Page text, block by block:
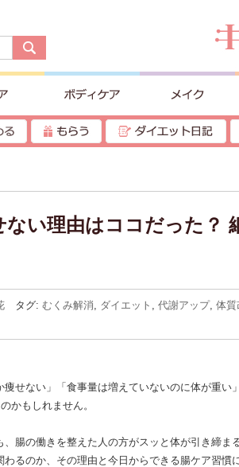
ない理由はココだった？
タグ: むくみ解消, ダイエット , 代謝アップ, 体質
痩せない」「食事量は増えていないのに体が重
かもしれません。
腸の働きを整えた人の方がスッと体が引き締ま
るのか、その理由と今日からできる腸ケア習慣